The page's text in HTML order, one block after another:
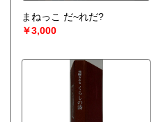
まねっこ だ~れだ?
￥3,000